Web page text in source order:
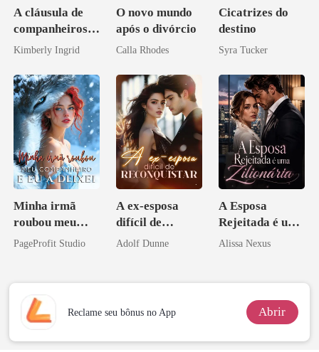
A cláusula de
companheiros
do professor
Kimberly Ingrid
O novo mundo
após o divórcio
Calla Rhodes
Cicatrizes do
destino
Syra Tucker
Minha irmã
roubou meu
companheiro e
PageProfit Studio
A ex-esposa
difícil de
reconquistar
Adolf Dunne
A Esposa
Rejeitada é uma
Zilionária
Alissa Nexus
Reclame seu bônus no App Abrir